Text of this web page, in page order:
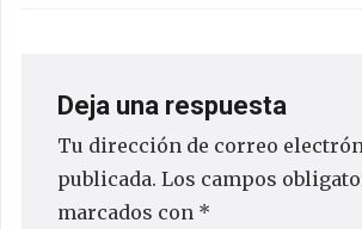
Deja una respuesta
Tu dirección de correo
publicada. Los campos
marcados con *